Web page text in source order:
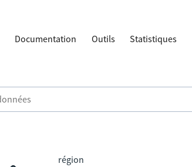
Documentation Outils Statistiques
région